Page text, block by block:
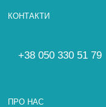
КОНТАКТИ
+38 050 330 51 79
ПРО НАС